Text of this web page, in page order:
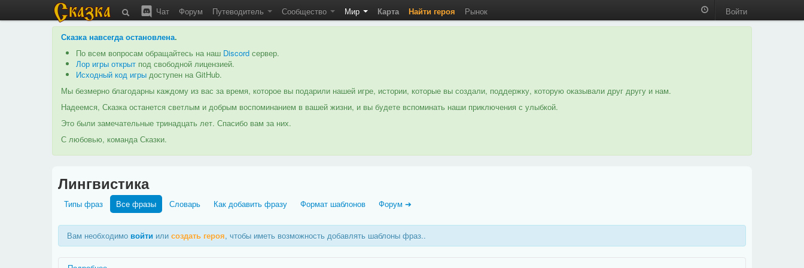
Чат Форум Путеводитель Сообщество Мир Карта Найти героя Рынок Войти
Сказка навсегда остановлена.
По всем вопросам обращайтесь на наш Discord сервер.
Лор игры открыт под свободной лицензией.
Исходный код игры доступен на GitHub.
Мы безмерно благодарны каждому из вас за время, которое вы подарили нашей игре, истории, которые вы создали, поддержку, которую оказывали друг другу и нам.
Надеемся, Сказка останется светлым и добрым воспоминанием в вашей жизни, и вы будете вспоминать наши приключения с улыбкой.
Это были замечательные тринадцать лет. Спасибо вам за них.
С любовью, команда Сказки.
Лингвистика
Типы фраз Все фразы Словарь Как добавить фразу Формат шаблонов Форум ➔
Вам необходимо войти или создать героя, чтобы иметь возможность добавлять шаблоны фраз..